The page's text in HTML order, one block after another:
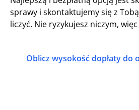
sprawy i skontaktujemy się z
liczyć. Nie ryzykujesz niczym,
Oblicz wysokość dopłaty do